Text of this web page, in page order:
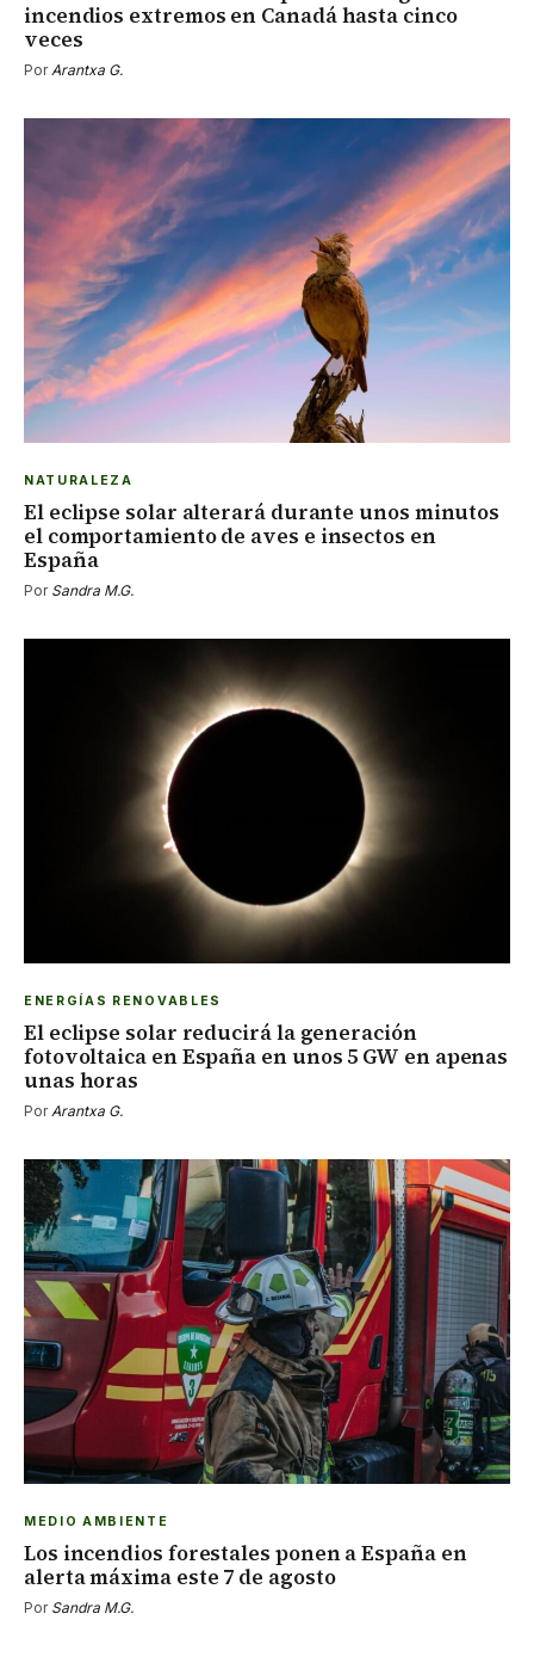
incendios extremos en Canadá hasta cinco
veces
PorArantxa G.
NATURALEZA
El eclipse solar alterará durante unos minutos
el comportamiento de aves e insectos en
España
Por Sandra M.G.
ENERGÍAS RENOVABLES
El eclipse solar reducirá la generación
fotovoltaica en España en unos 5 GW en apenas
unas horas
PorArantxa G.
MEDIO AMBIENTE
Los incendios forestales ponen a España en
alerta máxima este 7 de agosto
Por Sandra M.G.